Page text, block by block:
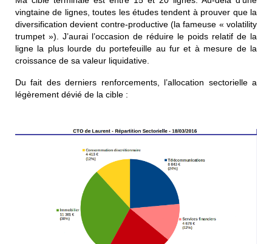
vingtaine de lignes, toutes les études tendent à prouver que la
diversification devient contre-productive (la fameuse « volatility
trumpet »). J’aurai l’occasion de réduire le poids relatif de la
ligne la plus lourde du portefeuille au fur et à mesure de la
croissance de sa valeur liquidative.
Du fait des derniers renforcements, l’allocation sectorielle a
légèrement dévié de la cible :